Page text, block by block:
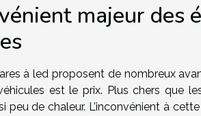
majeur des
à led proposent de nombreux
est le prix. Plus chers que
peu de chaleur. L’inconvénient à